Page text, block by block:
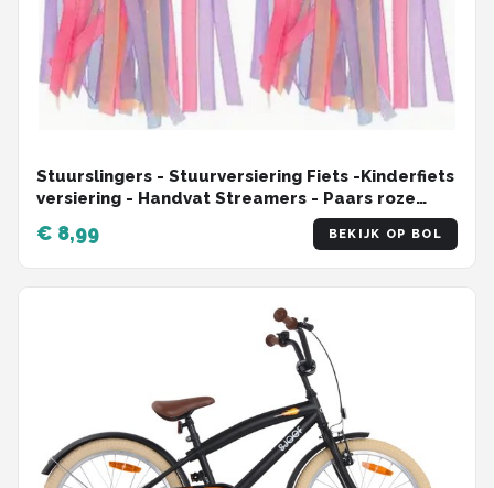
Stuurslingers - Stuurversiering Fiets -Kinderfiets
versiering - Handvat Streamers - Paars roze
€ 8,99 BEKIJK OP BOL